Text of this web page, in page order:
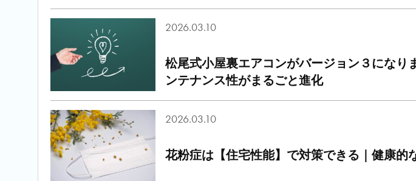
2026.03.10
松尾式小屋裏エアコンがバージョン３になり
ンテナンス性がまるごと進化
2026.03.10
花粉症は【住宅性能】で対策できる｜健康的